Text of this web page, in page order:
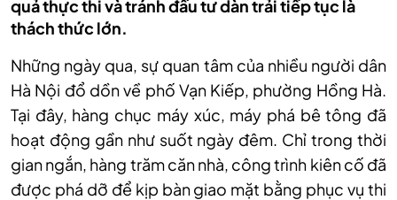
quả thực thi và tránh đầu tư dàn trải tiếp tục là
thách thức lớn.
Những ngày qua, sự quan tâm của nhiều người dân
Hà Nội đổ dồn về phố Vạn Kiếp, phường Hồng Hà.
Tại đây, hàng chục máy xúc, máy phá bê tông đã
hoạt động gần như suốt ngày đêm. Chỉ trong thời
gian ngắn, hàng trăm căn nhà, công trình kiên cố đã
được phá dỡ để kịp bàn giao mặt bằng phục vụ thi